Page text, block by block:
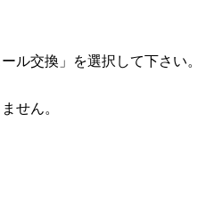
ル交換」を選択して下さい。
せん。